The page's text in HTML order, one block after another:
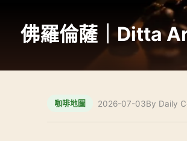
佛羅倫薩｜Ditta
咖啡地圖 2026-07-03By Daily